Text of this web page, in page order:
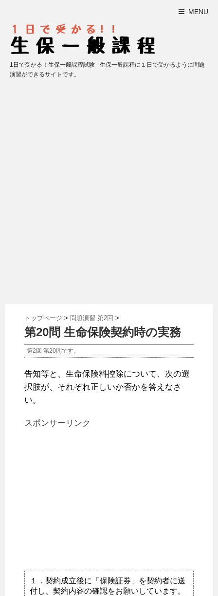
MENU
1日で受かる！生保一般課程試験 - 生保一般課程に１日で受かるように問題
演習ができるサイトです。
トップページ > 問題演習 第2回 >
第20問 生命保険契約時の実務
第2回 第20問です。
告知等と、生命保険料控除について、次の選
択肢が、それぞれ正しいか否かを答えなさ
い。
スポンサーリンク
１．契約成立後に「保険証券」を契約者に送
付し、契約内容の確認をお願いしています。